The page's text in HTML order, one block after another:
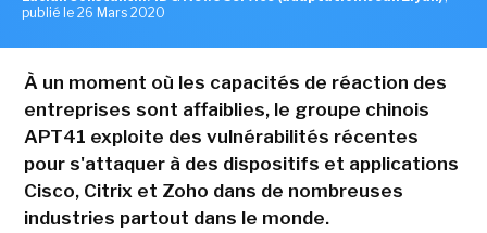
publié le 26 Mars 2020
À un moment où les capacités de réaction des
entreprises sont affaiblies, le groupe chinois
APT41 exploite des vulnérabilités récentes
pour s'attaquer à des dispositifs et applications
Cisco, Citrix et Zoho dans de nombreuses
industries partout dans le monde.